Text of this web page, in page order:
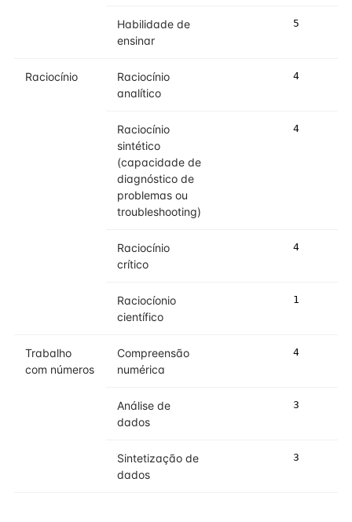
Habilidade de
ensinar
5
Raciocínio
Raciocínio
analítico
4
Raciocínio
sintético
(capacidade de
diagnóstico de
problemas ou
troubleshooting)
4
Raciocínio
crítico
4
Raciocíonio
científico
1
Trabalho
com números
Compreensão
numérica
4
Análise de
dados
3
Sintetização de
dados
3